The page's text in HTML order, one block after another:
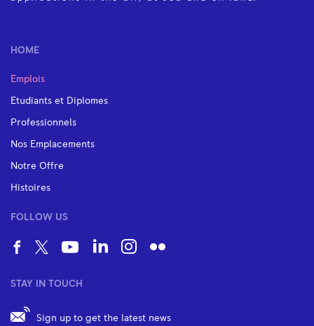
HOME
Emplois
Etudiants et Diplomes
Professionnels
Nos Emplacements
Notre Offre
Histoires
FOLLOW US
STAY IN TOUCH
Sign up to get the latest news